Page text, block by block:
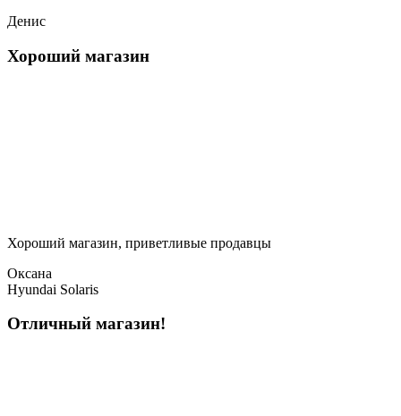
Денис
Хороший магазин
Хороший магазин, приветливые продавцы
Оксана
Hyundai Solaris
Отличный магазин!